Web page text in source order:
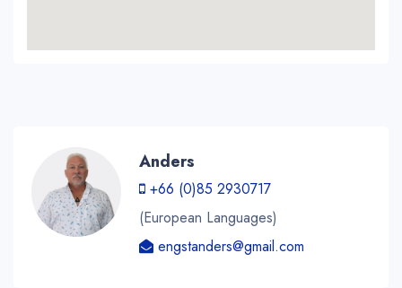
Anders
+66 (0)85 2930717
(European Languages)
engstanders@gmail.com